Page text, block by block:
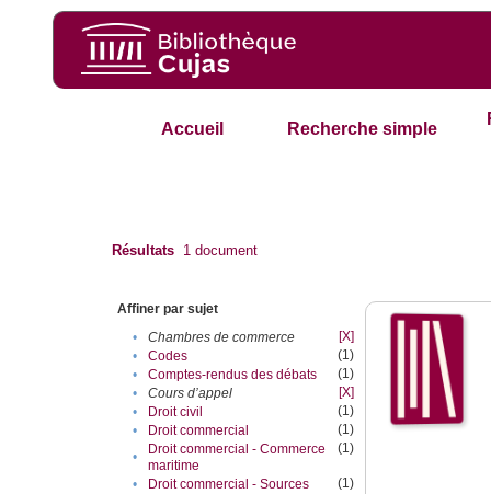
Accueil Recherche simple
Résultats 1 document
Affiner par sujet
•
Chambres de commerce
[X]
•
Codes
(1)
•
Comptes-rendus des débats
(1)
•
Cours d’appel
[X]
•
Droit civil
(1)
•
Droit commercial
(1)
•
Droit commercial - Commerce
maritime
(1)
• Droit commercial - Sources
(1)